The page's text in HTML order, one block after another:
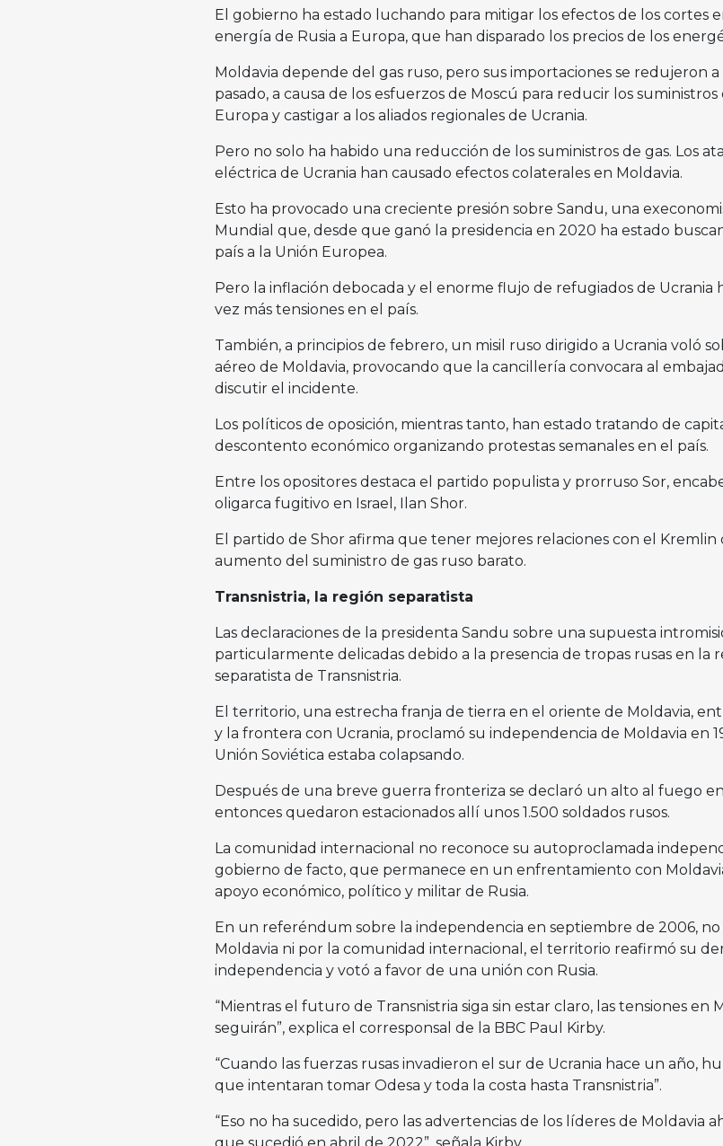
El gobierno ha estado luchando para mitigar los efectos de los cortes
energía de Rusia a Europa, que han disparado los precios de los
Moldavia depende del gas ruso, pero sus importaciones se redujeron
pasado, a causa de los esfuerzos de Moscú para reducir los
Europa y castigar a los aliados regionales de Ucrania.
Pero no solo ha habido una reducción de los suministros de gas. Los
eléctrica de Ucrania han causado efectos colaterales en Moldavia.
Esto ha provocado una creciente presión sobre Sandu, una
Mundial que, desde que ganó la presidencia en 2020 ha estado
país a la Unión Europea.
Pero la inflación debocada y el enorme flujo de refugiados de Ucrania
vez más tensiones en el país.
También, a principios de febrero, un misil ruso dirigido a Ucrania voló
aéreo de Moldavia, provocando que la cancillería convocara al
discutir el incidente.
Los políticos de oposición, mientras tanto, han estado tratando de
descontento económico organizando protestas semanales en el país.
Entre los opositores destaca el partido populista y prorruso Sor,
oligarca fugitivo en Israel, Ilan Shor.
El partido de Shor afirma que tener mejores relaciones con el Kremlin
aumento del suministro de gas ruso barato.
Transnistria, la región separatista
Las declaraciones de la presidenta Sandu sobre una supuesta
particularmente delicadas debido a la presencia de tropas rusas en la
separatista de Transnistria.
El territorio, una estrecha franja de tierra en el oriente de Moldavia,
y la frontera con Ucrania, proclamó su independencia de Moldavia en
Unión Soviética estaba colapsando.
Después de una breve guerra fronteriza se declaró un alto al fuego en
entonces quedaron estacionados allí unos 1.500 soldados rusos.
La comunidad internacional no reconoce su autoproclamada
gobierno de facto, que permanece en un enfrentamiento con
apoyo económico, político y militar de Rusia.
En un referéndum sobre la independencia en septiembre de 2006,
Moldavia ni por la comunidad internacional, el territorio reafirmó su
independencia y votó a favor de una unión con Rusia.
“Mientras el futuro de Transnistria siga sin estar claro, las tensiones en
seguirán”, explica el corresponsal de la BBC Paul Kirby.
“Cuando las fuerzas rusas invadieron el sur de Ucrania hace un año,
que intentaran tomar Odesa y toda la costa hasta Transnistria”.
“Eso no ha sucedido, pero las advertencias de los líderes de Moldavia